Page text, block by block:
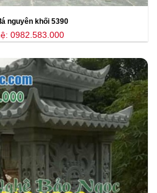
nguyên khối 5390
0982.583.000